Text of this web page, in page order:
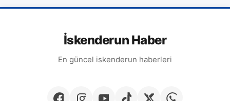
İskenderun Haber
En güncel iskenderun haberleri